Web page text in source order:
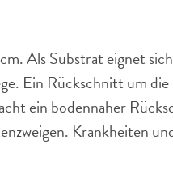
Als Substrat eignet
Ein Rückschnitt um die
ein bodennaher
Krankheiten